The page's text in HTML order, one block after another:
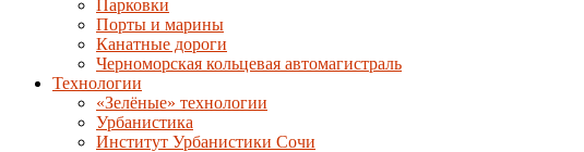
Парковки
Порты и марины
Канатные дороги
Черноморская кольцевая автомагистраль
Технологии
«Зелёные» технологии
Урбанистика
Институт Урбанистики Сочи